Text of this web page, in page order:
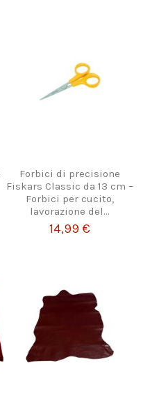
Forbici di precisione
Fiskars Classic da 13 cm –
Forbici per cucito,
lavorazione del...
14,99 €